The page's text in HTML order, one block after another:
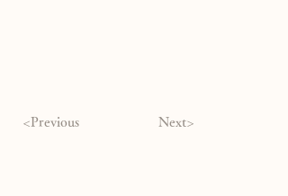
<Previous Next>